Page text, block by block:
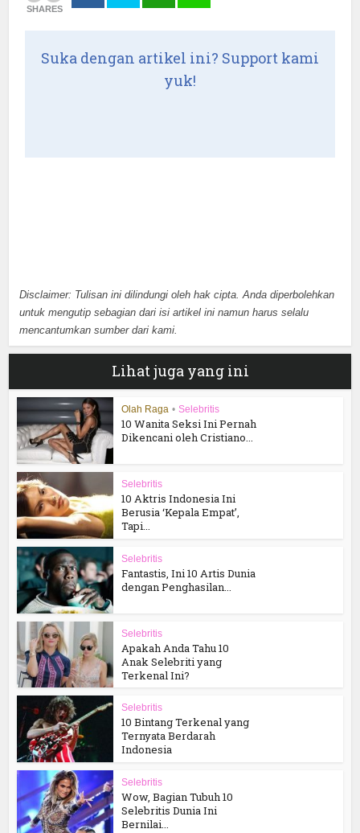
SHARES
Suka dengan artikel ini? Support kami
yuk!
Disclaimer: Tulisan ini dilindungi oleh hak cipta. Anda diperbolehkan
untuk mengutip sebagian dari isi artikel ini namun harus selalu
mencantumkan sumber dari kami.
Lihat juga yang ini
Olah Raga • Selebritis
10 Wanita Seksi Ini Pernah
Dikencani oleh Cristiano...
Selebritis
10 Aktris Indonesia Ini
Berusia ‘Kepala Empat’,
Tapi...
Selebritis
Fantastis, Ini 10 Artis Dunia
dengan Penghasilan...
Selebritis
Apakah Anda Tahu 10
Anak Selebriti yang
Terkenal Ini?
Selebritis
10 Bintang Terkenal yang
Ternyata Berdarah
Indonesia
Selebritis
Wow, Bagian Tubuh 10
Selebritis Dunia Ini
Bernilai...